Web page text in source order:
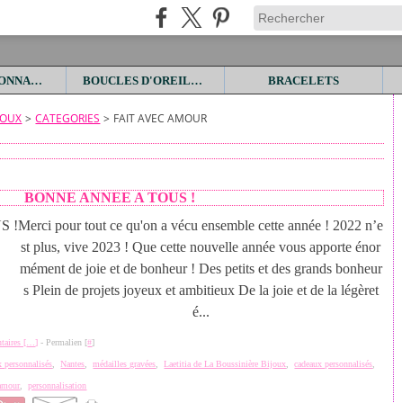
BIJOUX PERSONNALISES BOUCLES D'OREILLES BRACELETS
> CATEGORIES > FAIT AVEC AMOUR
BONNE ANNEE A TOUS !
Merci pour tout ce qu'on a vécu ensemble cette année ! 2022 n’e
st plus, vive 2023 ! Que cette nouvelle année vous apporte énor
mément de joie et de bonheur ! Des petits et des grands bonheur
s Plein de projets joyeux et ambitieux De la joie et de la légèret
é...
[ …] - Permalien [#]
personnalisés ,Nantes ,médailles gravées ,Laetitia de La Boussinière Bijoux ,cadeaux personnalisés
,personnalisation